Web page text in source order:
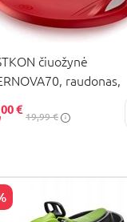
čiuožynė
raudonas,
00 €
19,99 €